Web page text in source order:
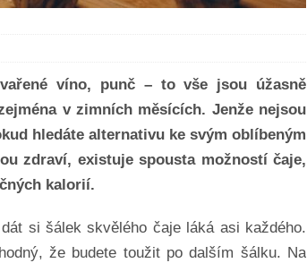
víno, punč – to vše jsou úžasně
v zimních měsících. Jenže nejsou
hledáte alternativu ke svým oblíbeným
zdraví, existuje spousta možností čaje,
kalorií.
si šálek skvělého čaje láká asi každého.
že budete toužit po dalším šálku. Na